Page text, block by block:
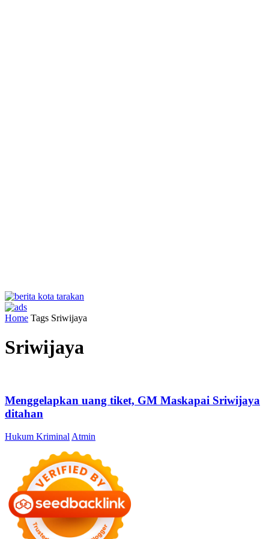
Home Tags Sriwijaya
Sriwijaya
Menggelapkan uang tiket, GM Maskapai Sriwijaya
ditahan
Hukum Kriminal Atmin